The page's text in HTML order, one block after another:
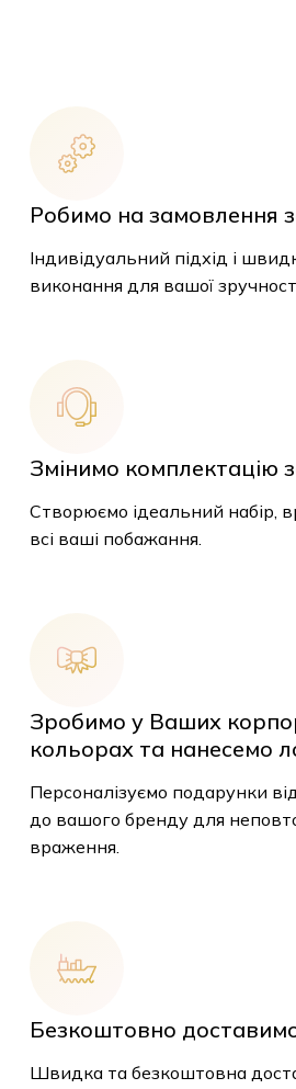
У
Робимо на замовлення
Індивідуальний підхід і
виконання для вашої
Змінимо комплектацію
Створюємо ідеальний набір,
всі ваші побажання.
Зробимо у Ваших
кольорах та нанесемо
Персоналізуємо подарунки
до вашого бренду для
враження.
Безкоштовно
Швидка та безкоштовна